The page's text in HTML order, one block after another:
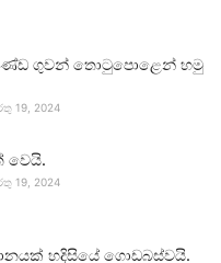
ගුවන් තොටුපොළෙන් හමු
19, 2024
වෙයි.
19, 2024
හදිසියේ ගොඩබස්වයි.